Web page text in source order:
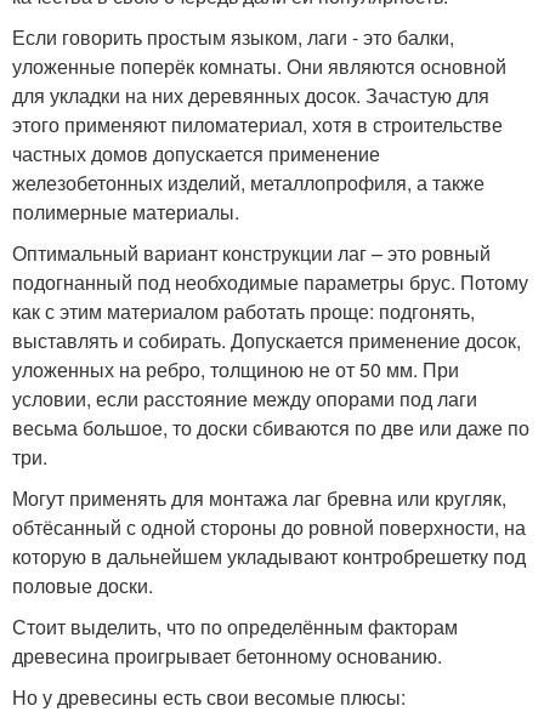
Если говорить простым языком, лаги - это балки,
уложенные поперёк комнаты. Они являются основной
для укладки на них деревянных досок. Зачастую для
этого применяют пиломатериал, хотя в строительстве
частных домов допускается применение
железобетонных изделий, металлопрофиля, а также
полимерные материалы.
Оптимальный вариант конструкции лаг – это ровный
подогнанный под необходимые параметры брус. Потому
как с этим материалом работать проще: подгонять,
выставлять и собирать. Допускается применение досок,
уложенных на ребро, толщиною не от 50 мм. При
условии, если расстояние между опорами под лаги
весьма большое, то доски сбиваются по две или даже по
три.
Могут применять для монтажа лаг бревна или кругляк,
обтёсанный с одной стороны до ровной поверхности, на
которую в дальнейшем укладывают контробрешетку под
половые доски.
Стоит выделить, что по определённым факторам
древесина проигрывает бетонному основанию.
Но у древесины есть свои весомые плюсы: